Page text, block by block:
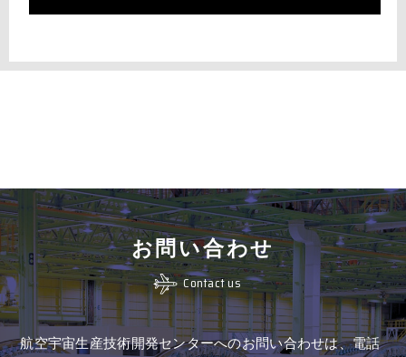
お問い合わせ
Contact us
航空宇宙生産技術開発センターへのお問い合わせは、電話